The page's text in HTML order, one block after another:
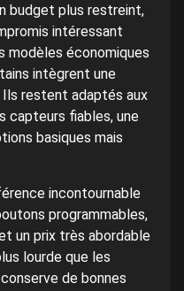
budget plus restreint,
intéressant
modèles économiques
intègrent une
restent adaptés aux
capteurs fiables, une
basiques mais
incontournable
programmables,
un prix très abordable
lourde que les
de bonnes